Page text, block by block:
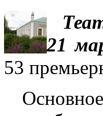
21
53
Основное